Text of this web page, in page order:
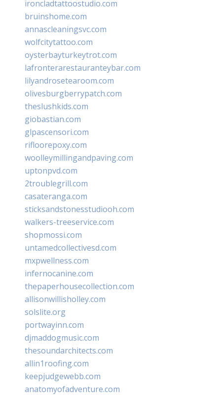
ironcladtattoostudio.com
bruinshome.com
annascleaningsvc.com
wolfcitytattoo.com
oysterbayturkeytrot.com
lafronterarestauranteybar.com
lilyandrosetearoom.com
olivesburgberrypatch.com
theslushkids.com
giobastian.com
glpascensori.com
rifloorepoxy.com
woolleymillingandpaving.com
uptonpvd.com
2troublegrill.com
casateranga.com
sticksandstonesstudiooh.com
walkers-treeservice.com
shopmossi.com
untamedcollectivesd.com
mxpwellness.com
infernocanine.com
thepaperhousecollection.com
allisonwillisholley.com
solslite.org
portwayinn.com
djmaddogmusic.com
thesoundarchitects.com
allin1roofing.com
keepjudgewebb.com
anatomyofadventure.com